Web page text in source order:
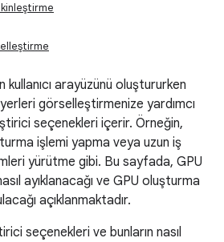
kullanıcı arayüzünü oluştururken
görselleştirmenize yardımcı
seçenekleri içerir. Örneğin,
işlemi yapma veya uzun iş
yürütme gibi. Bu sayfada, GPU
ayıklanacağı ve GPU oluşturma
açıklanmaktadır.
seçenekleri ve bunların nasıl